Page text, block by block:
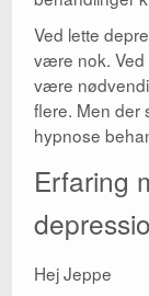
Ved lette
være nok. Ved
være
flere. Men der
hypnose
Erfaring
Hej Jeppe